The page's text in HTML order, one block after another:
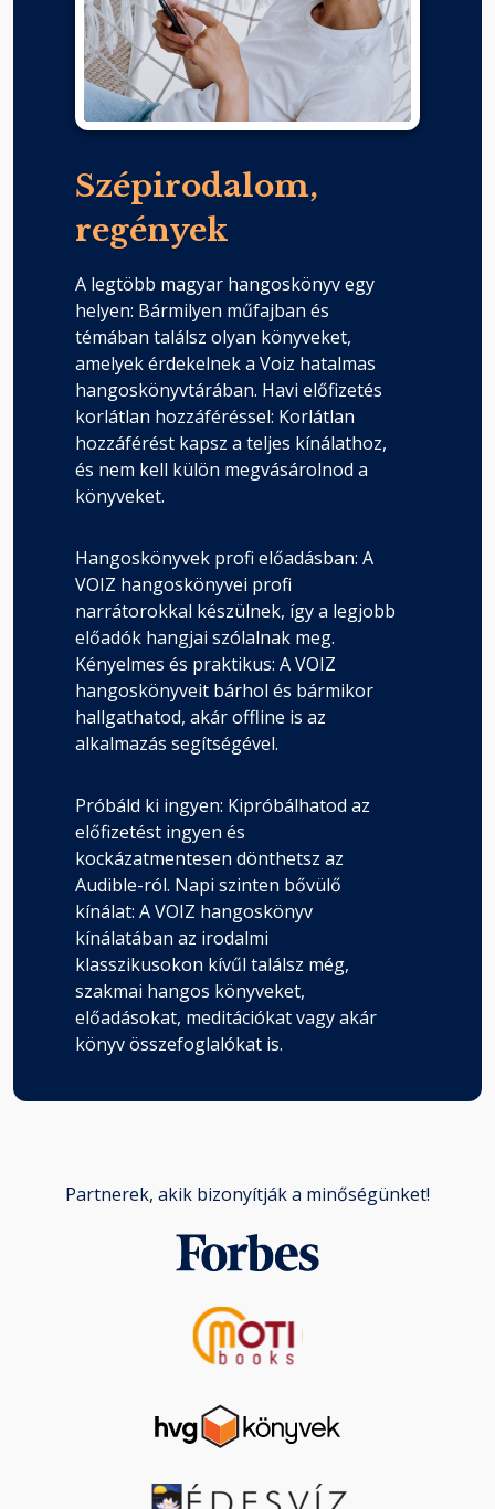
Szépirodalom,
regények
A legtöbb magyar hangoskönyv egy
helyen: Bármilyen műfajban és
témában találsz olyan könyveket,
amelyek érdekelnek a Voiz hatalmas
hangoskönyvtárában. Havi előfizetés
korlátlan hozzáféréssel: Korlátlan
hozzáférést kapsz a teljes kínálathoz,
és nem kell külön megvásárolnod a
könyveket.
Hangoskönyvek profi előadásban: A
VOIZ hangoskönyvei profi
narrátorokkal készülnek, így a legjobb
előadók hangjai szólalnak meg.
Kényelmes és praktikus: A VOIZ
hangoskönyveit bárhol és bármikor
hallgathatod, akár offline is az
alkalmazás segítségével.
Próbáld ki ingyen: Kipróbálhatod az
előfizetést ingyen és
kockázatmentesen dönthetsz az
Audible-ról. Napi szinten bővülő
kínálat: A VOIZ hangoskönyv
kínálatában az irodalmi
klasszikusokon kívűl találsz még,
szakmai hangos könyveket,
előadásokat, meditációkat vagy akár
könyv összefoglalókat is.
Partnerek, akik bizonyítják a minőségünket!